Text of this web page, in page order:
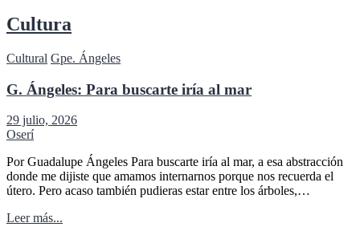
Cultura
Cultural Gpe. Ángeles
G. Ángeles: Para buscarte iría al mar
29 julio, 2026
Oserí
Por Guadalupe Ángeles Para buscarte iría al mar, a esa abstracción
donde me dijiste que amamos internarnos porque nos recuerda el
útero. Pero acaso también pudieras estar entre los árboles,…
Leer más...